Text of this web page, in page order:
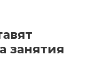
занятия